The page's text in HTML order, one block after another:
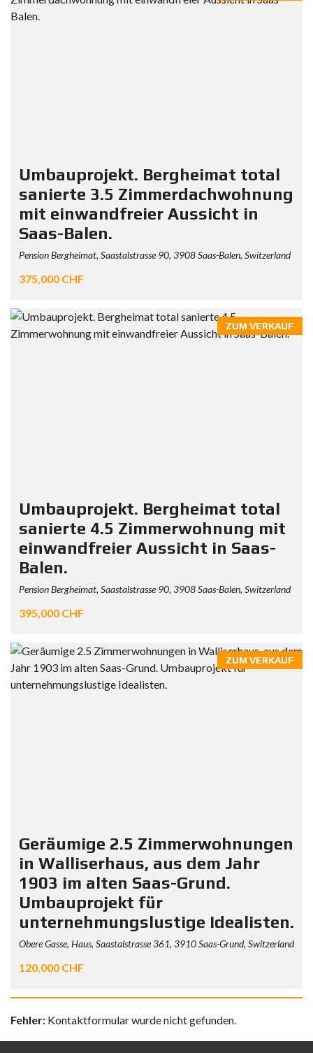
Umbauprojekt. Bergheimat total
sanierte 3.5 Zimmerdachwohnung
mit einwandfreier Aussicht in
Saas-Balen.
Pension Bergheimat, Saastalstrasse 90, 3908 Saas-Balen, Switzerland
375,000 CHF
ZUM VERKAUF
Umbauprojekt. Bergheimat total
sanierte 4.5 Zimmerwohnung mit
einwandfreier Aussicht in Saas-
Balen.
Pension Bergheimat, Saastalstrasse 90, 3908 Saas-Balen, Switzerland
395,000 CHF
ZUM VERKAUF
Geräumige 2.5 Zimmerwohnungen
in Walliserhaus, aus dem Jahr
1903 im alten Saas-Grund.
Umbauprojekt für
unternehmungslustige Idealisten.
Obere Gasse, Haus, Saastalstrasse 361, 3910 Saas-Grund, Switzerland
120,000 CHF
Fehler: Kontaktformular wurde nicht gefunden.